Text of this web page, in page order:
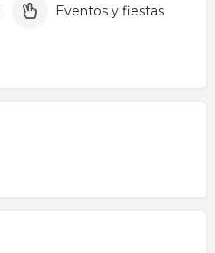
Eventos y fiestas